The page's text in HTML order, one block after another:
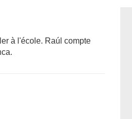
à l'école. Raúl compte